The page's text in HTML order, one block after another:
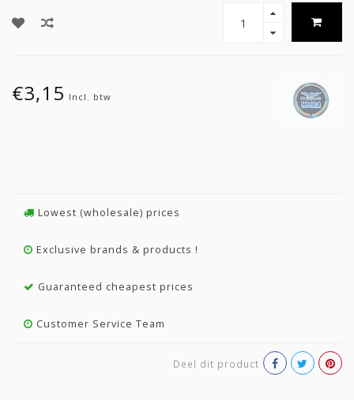
€3,15 Incl. btw
Lowest (wholesale) prices
Exclusive brands & products !
Guaranteed cheapest prices
Customer Service Team
Deel dit product